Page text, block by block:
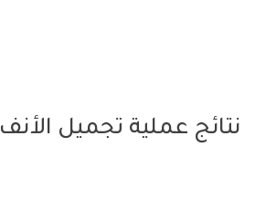
نتائج عملية تجميل الأنف